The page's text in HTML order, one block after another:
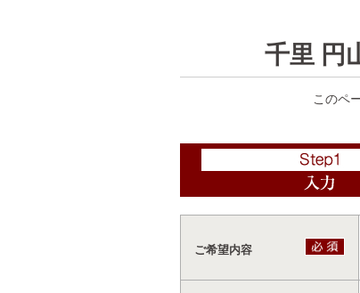
千里 円
このペ
ご希望内容